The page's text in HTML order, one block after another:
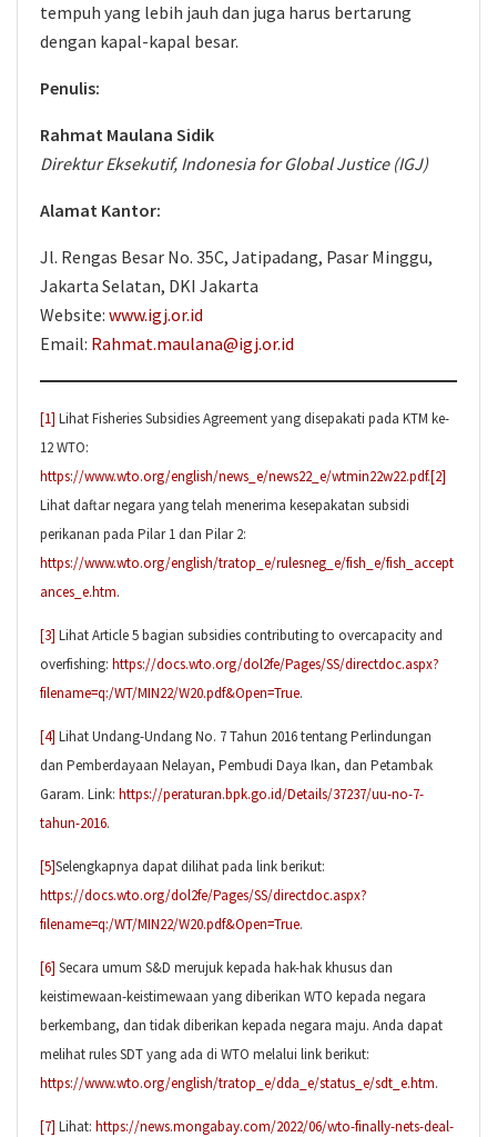
tempuh yang lebih jauh dan juga harus bertarung
dengan kapal-kapal besar.
Penulis:
Rahmat Maulana Sidik
Direktur Eksekutif, Indonesia for Global Justice (IGJ)
Alamat Kantor:
Jl. Rengas Besar No. 35C, Jatipadang, Pasar Minggu,
Jakarta Selatan, DKI Jakarta
Website: www.igj.or.id
Email: Rahmat.maulana@igj.or.id
[1] Lihat Fisheries Subsidies Agreement yang disepakati pada KTM ke-
12 WTO:
https://www.wto.org/english/news_e/news22_e/wtmin22w22.pdf.[2]
Lihat daftar negara yang telah menerima kesepakatan subsidi
perikanan pada Pilar 1 dan Pilar 2:
https://www.wto.org/english/tratop_e/rulesneg_e/fish_e/fish_accept
ances_e.htm.
[3] Lihat Article 5 bagian subsidies contributing to overcapacity and
overfishing: https://docs.wto.org/dol2fe/Pages/SS/directdoc.aspx?
filename=q:/WT/MIN22/W20.pdf&Open=True.
[4] Lihat Undang-Undang No. 7 Tahun 2016 tentang Perlindungan
dan Pemberdayaan Nelayan, Pembudi Daya Ikan, dan Petambak
Garam. Link: https://peraturan.bpk.go.id/Details/37237/uu-no-7-
tahun-2016.
[5]Selengkapnya dapat dilihat pada link berikut:
https://docs.wto.org/dol2fe/Pages/SS/directdoc.aspx?
filename=q:/WT/MIN22/W20.pdf&Open=True.
[6] Secara umum S&D merujuk kepada hak-hak khusus dan
keistimewaan-keistimewaan yang diberikan WTO kepada negara
berkembang, dan tidak diberikan kepada negara maju. Anda dapat
melihat rules SDT yang ada di WTO melalui link berikut:
https://www.wto.org/english/tratop_e/dda_e/status_e/sdt_e.htm.
[7] Lihat: https://news.mongabay.com/2022/06/wto-finally-nets-deal-